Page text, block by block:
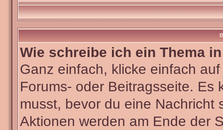
Wie schreibe ich ein Thema
Ganz einfach, klicke einfach
Forums- oder Beitragsseite. Es
musst, bevor du eine
Aktionen werden am Ende der